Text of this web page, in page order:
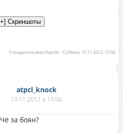
Отредактировал Rap4ik-Суббота, 10.11.2012, 15:04
atpcl_knock
10.11.2012 в 13:06
Чё за боян?